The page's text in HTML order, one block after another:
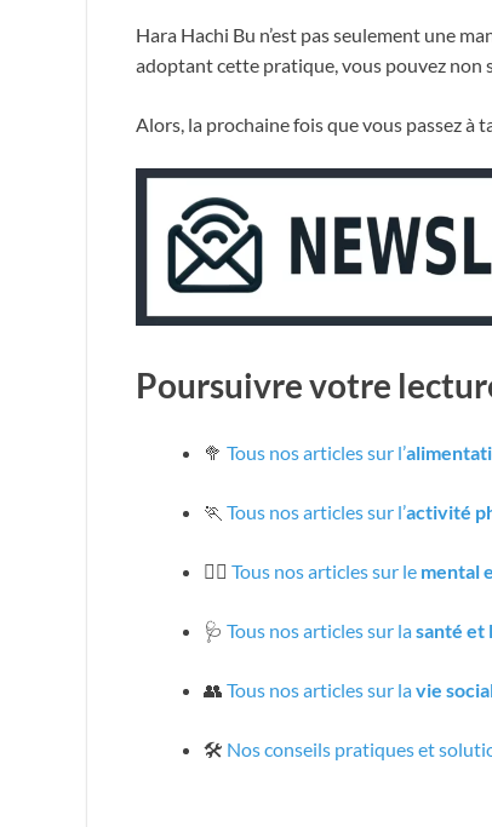
Hara Hachi Bu n’est pas seulement une
adoptant cette pratique, vous pouvez non
Alors, la prochaine fois que vous passez à
Poursuivre votre
🥦 Tous nos articles sur l’
🏃 Tous nos articles sur l’activité
🧘‍♀️ Tous nos articles sur le mental
🩺 Tous nos articles sur lasanté et
👥 Tous nos articles sur lavie
🛠️ Nos conseils pratiques et